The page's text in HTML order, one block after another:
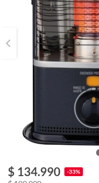
$ 134.990 -33%
I
n